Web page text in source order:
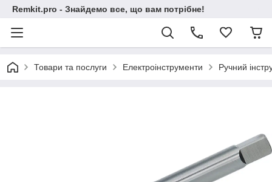
Remkit.pro - Знайдемо все, що вам потрібне!
Товари та послуги Електроінструменти Ручний